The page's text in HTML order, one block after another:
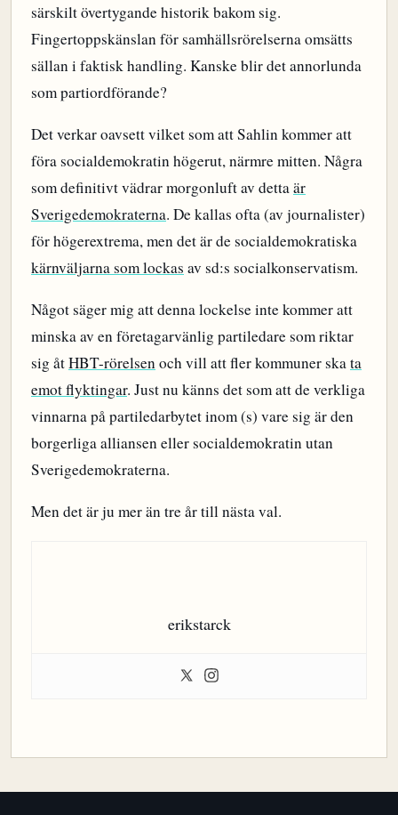
särskilt övertygande historik bakom sig.
Fingertoppskänslan för samhällsrörelserna omsätts
sällan i faktisk handling. Kanske blir det annorlunda
som partiordförande?
Det verkar oavsett vilket som att Sahlin kommer att
föra socialdemokratin högerut, närmre mitten. Några
som definitivt vädrar morgonluft av dettaär
Sverigedemokraterna. De kallas ofta (av journalister)
för högerextrema, men det är de socialdemokratiska
kärnväljarna som lockas av sd:s socialkonservatism.
Något säger mig att denna lockelse inte kommer att
minska av en företagarvänlig partiledare som riktar
sig åtHBT-rörelsenoch vill att fler kommuner skata
emot flyktingar. Just nu känns det som att de verkliga
vinnarna på partiledarbytet inom (s) vare sig är den
borgerliga alliansen eller socialdemokratin utan
Sverigedemokraterna.
Men det är ju mer än tre år till nästa val.
erikstarck